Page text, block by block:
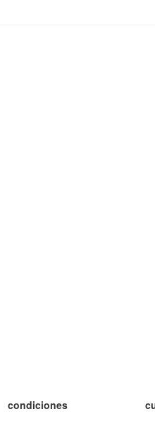
condiciones